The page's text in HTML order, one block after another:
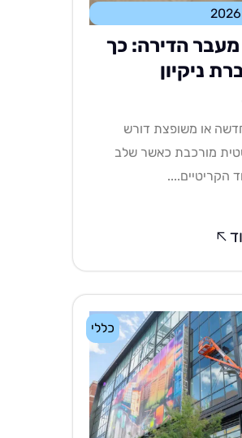
מעבר הדירה: כך
ניקיון
או משופצת דורש
מורכבת כאשר שלב
הקריטיים....
כללי